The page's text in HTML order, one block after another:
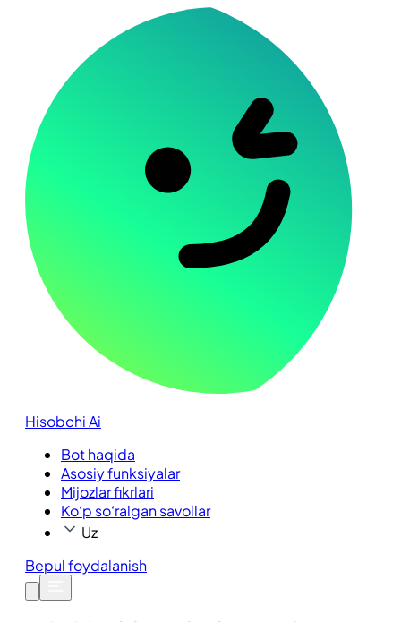
Hisobchi Ai
Bot haqida
Asosiy funksiyalar
Mijozlar fikrlari
Ko‘p so‘ralgan savollar
Uz
Bepul foydalanish